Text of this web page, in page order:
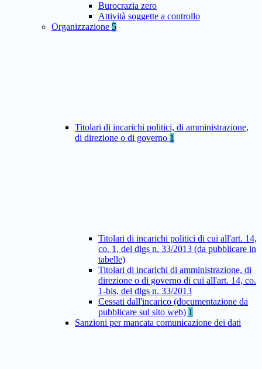
Burocrazia zero
Attività soggette a controllo
Organizzazione 5
Titolari di incarichi politici, di amministrazione,
di direzione o di governo 1
Titolari di incarichi politici di cui all'art. 14,
co. 1, del dlgs n. 33/2013 (da pubblicare in
tabelle)
Titolari di incarichi di amministrazione, di
direzione o di governo di cui all'art. 14, co.
1-bis, del dlgs n. 33/2013
Cessati dall'incarico (documentazione da
pubblicare sul sito web) 1
Sanzioni per mancata comunicazione dei dati